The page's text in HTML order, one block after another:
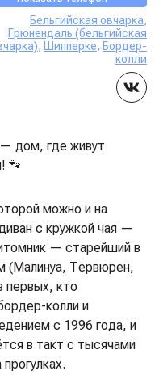
Бельгийская овчарка,
Грюнендаль (бельгийская
, Шипперке, Бордер-
колли
дом, где живут
🐾
можно и на
с кружкой чая —
— старейший в
(Малинуа, Тервюрен,
первых, кто
колли и
с 1996 года, и
в такт с тысячами